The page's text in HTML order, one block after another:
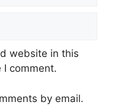
website in this
comment.
by email.